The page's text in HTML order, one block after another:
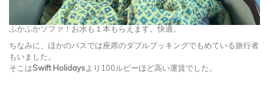
ふかふかソファ！お水も１本もらえます。快適。
ちなみに、ほかのバスでは座席のダブルブッキングでもめている旅行者
もいました。
そこはSwift Holidaysより100ルピーほど高い運賃でした。